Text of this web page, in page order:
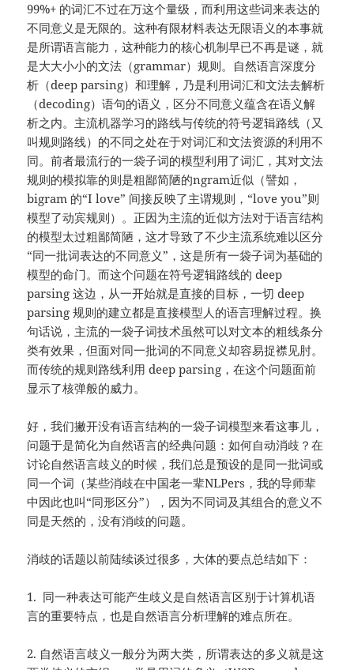
99%+ 的词汇不过在万这个量级，而利用这些词来表达的
不同意义是无限的。这种有限材料表达无限语义的本事就
是所谓语言能力，这种能力的核心机制早已不再是谜，就
是大大小小的文法（grammar）规则。自然语言深度分
析（deep parsing）和理解，乃是利用词汇和文法去解析
（decoding）语句的语义，区分不同意义蕴含在语义解
析之内。主流机器学习的路线与传统的符号逻辑路线（又
叫规则路线）的不同之处在于对词汇和文法资源的利用不
同。前者最流行的一袋子词的模型利用了词汇，其对文法
规则的模拟靠的则是粗鄙简陋的ngram近似（譬如，
bigram 的“I love” 间接反映了主谓规则，“love you”则
模型了动宾规则）。正因为主流的近似方法对于语言结构
的模型太过粗鄙简陋，这才导致了不少主流系统难以区分
“同一批词表达的不同意义”，这是所有一袋子词为基础的
模型的命门。而这个问题在符号逻辑路线的 deep
parsing 这边，从一开始就是直接的目标，一切 deep
parsing 规则的建立都是直接模型人的语言理解过程。换
句话说，主流的一袋子词技术虽然可以对文本的粗线条分
类有效果，但面对同一批词的不同意义却容易捉襟见肘。
而传统的规则路线利用 deep parsing，在这个问题面前
显示了核弹般的威力。
好，我们撇开没有语言结构的一袋子词模型来看这事儿，
问题于是简化为自然语言的经典问题：如何自动消歧？在
讨论自然语言歧义的时候，我们总是预设的是同一批词或
同一个词（某些消歧在中国老一辈NLPers，我的导师辈
中因此也叫“同形区分”），因为不同词及其组合的意义不
同是天然的，没有消歧的问题。
消歧的话题以前陆续谈过很多，大体的要点总结如下：
1. 同一种表达可能产生歧义是自然语言区别于计算机语
言的重要特点，也是自然语言分析理解的难点所在。
2. 自然语言歧义一般分为两大类，所谓表达的多义就是这